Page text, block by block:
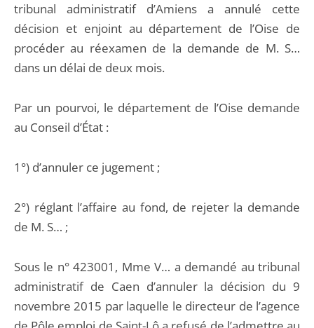
tribunal administratif d’Amiens a annulé cette
décision et enjoint au département de l’Oise de
procéder au réexamen de la demande de M. S…
dans un délai de deux mois.
Par un pourvoi, le département de l’Oise demande
au Conseil d’État :
1°) d’annuler ce jugement ;
2°) réglant l’affaire au fond, de rejeter la demande
de M. S… ;
Sous le n° 423001, Mme V… a demandé au tribunal
administratif de Caen d’annuler la décision du 9
novembre 2015 par laquelle le directeur de l’agence